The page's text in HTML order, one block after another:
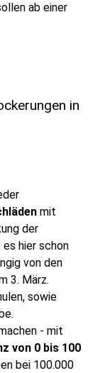
ab einer
in
mit
der
es hier schon
von den
3. März.
sowie
- mit
von 0 bis 100
bei 100.000